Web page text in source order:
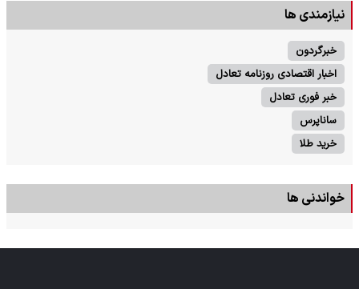
نیازمندی ها
خبرگردون
اخبار اقتصادی روزنامه تعادل
خبر فوری تعادل
ساناپرس
خرید طلا
خواندنی ها